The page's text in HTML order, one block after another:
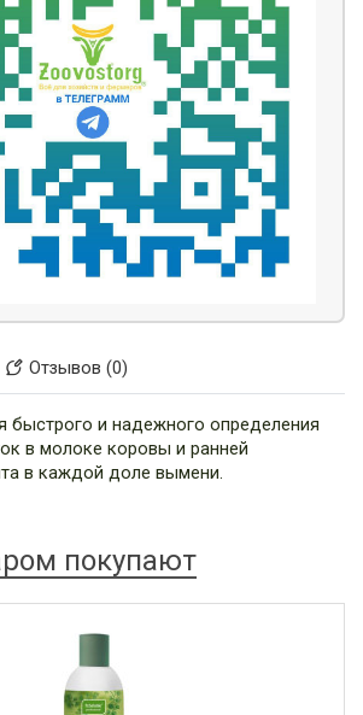
Отзывов (0)
быстрого и надежного определения
в молоке коровы и ранней
в каждой доле вымени.
покупают